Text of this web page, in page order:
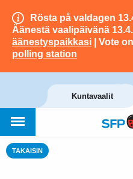
Rösta på valdagen
Äänestä vaalipäivänä
äänestyspaikkasi | Vote
polling station
Kuntavaalit
TAKAISIN